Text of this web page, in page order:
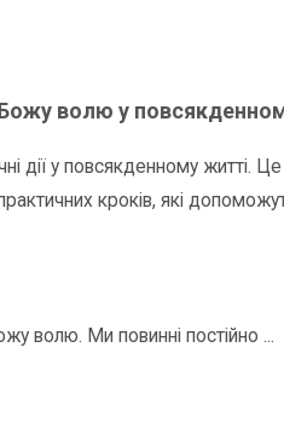
волю у
дії у повсякденному житті.
кроків, які
волю. Ми повинні постійно ...